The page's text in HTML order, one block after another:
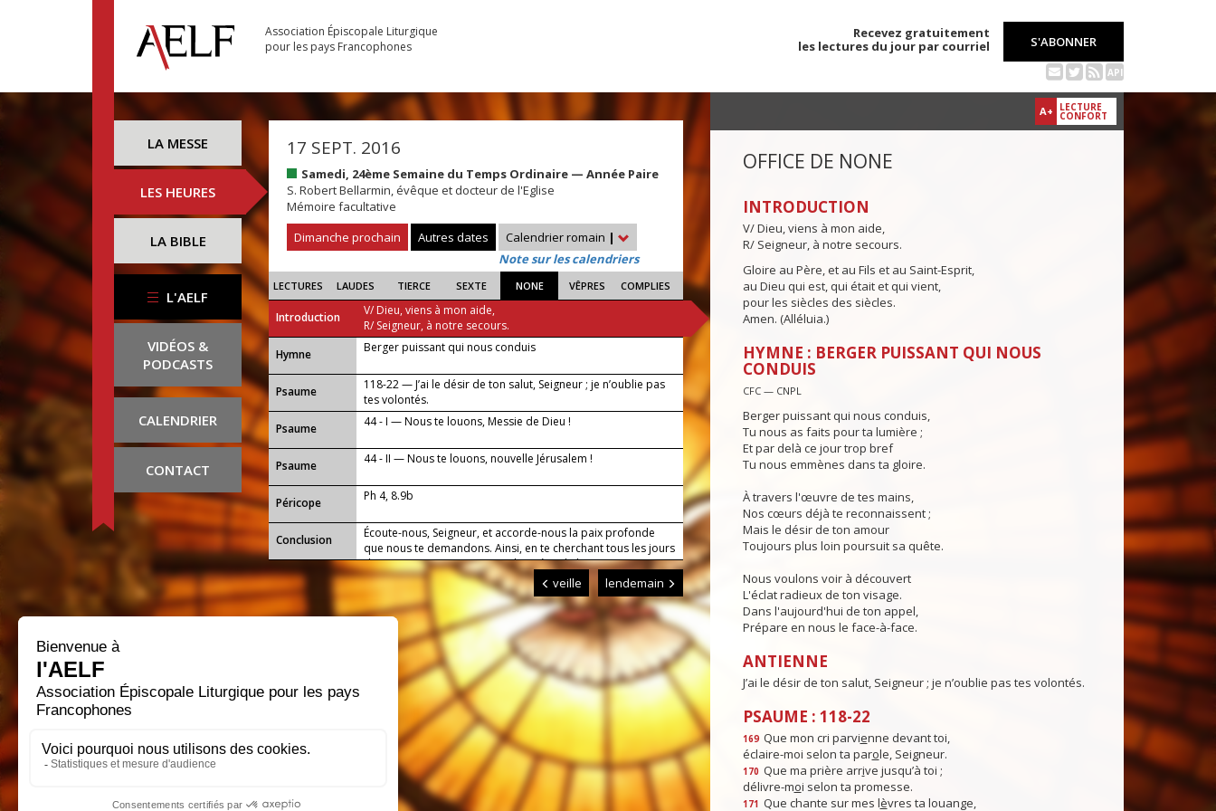
Association Épiscopale Liturgique
pour les pays Francophones
Recevez gratuitement
les lectures du jour par courriel
S'ABONNER
API
LA MESSE
LES HEURES
LA BIBLE
L'AELF
VIDÉOS &
PODCASTS
CALENDRIER
CONTACT
17 SEPT. 2016
Samedi, 24ème Semaine du Temps Ordinaire — Année Paire
S. Robert Bellarmin, évêque et docteur de l'Eglise
Mémoire facultative
Dimanche prochain
Autres dates Calendrier romain |
Note sur les calendriers
LECTURES LAUDES TIERCE SEXTE NONE VÊPRES COMPLIES
Introduction
V/ Dieu, viens à mon aide,
R/ Seigneur, à notre secours.
...
Hymne Berger puissant qui nous conduis
Psaume
118-22 — J’ai le désir de ton salut, Seigneur ; je n’oublie pas
tes volontés.
Psaume
44 - I — Nous te louons, Messie de Dieu !
Psaume 44 - II — Nous te louons, nouvelle Jérusalem !
Péricope Ph 4, 8.9b
Conclusion
Écoute-nous, Seigneur, et accorde-nous la paix profonde
que nous te demandons. Ainsi, en te cherchant tous les jours
de notre vie, et soutenus par la prière de la Vierge Marie,
nous parviendrons sans encombre jusqu'à toi.
veille lendemain
A+ LECTURE
CONFORT
OFFICE DE NONE
INTRODUCTION
V/ Dieu, viens à mon aide,
R/ Seigneur, à notre secours.
Gloire au Père, et au Fils et au Saint-Esprit,
au Dieu qui est, qui était et qui vient,
pour les siècles des siècles.
Amen. (Alléluia.)
HYMNE : BERGER PUISSANT QUI NOUS
CONDUIS
CFC — CNPL
Berger puissant qui nous conduis,
Tu nous as faits pour ta lumière ;
Et par delà ce jour trop bref
Tu nous emmènes dans ta gloire.
À travers l'œuvre de tes mains,
Nos cœurs déjà te reconnaissent ;
Mais le désir de ton amour
Toujours plus loin poursuit sa quête.
Nous voulons voir à découvert
L'éclat radieux de ton visage.
Dans l'aujourd'hui de ton appel,
Prépare en nous le face-à-face.
ANTIENNE
J’ai le désir de ton salut, Seigneur ; je n’oublie pas tes volontés.
PSAUME : 118-22
169 Que mon cri parvienne devant toi,
éclaire-moi selon ta parole, Seigneur.
170 Que ma prière arrive jusqu’à toi ;
délivre-moi selon ta promesse.
171 Que chante sur mes lèvres ta louange,